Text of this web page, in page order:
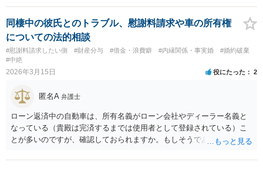
指輪の授受など）が重視されます。本件の事情だけで慰謝料や損害賠
償責任が認められることは考えにくいです。 質問3：任意に一定額を
支払う場合は、後日の紛争防止のため、示談書に清算条項を設けるこ
とが重要です。加えて、接触禁止や口外禁止、違約金条項などを定め
ることで再紛争の予防につながります。文言や範囲により効力が左右
されるため、可能であれば弁護士の確認を受けることが望ましいでし
同棲中の彼氏とのトラブル、慰謝料請求や車の所有権
についての法的相談
#慰謝料請求したい側 #財産分与 #借金・浪費癖 #内縁関係・事実婚
#婚約破棄
#中絶
2026年3月15日 役にたった 2
匿名A 弁護士
ローン返済中の自動車は、所有名義がローン会社やディーラー名義と
なっている（貴殿は完済するまでは使用者として登録されている）こ
とが多いのですが、確認しておられますか。もしそうであれば、貴殿
ン会社の同意が必要になります。まずは車検証を確認してみてくださ